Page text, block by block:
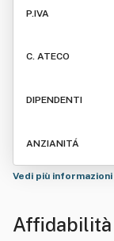
P.IVA
C. ATECO
DIPENDENTI
ANZIANITÁ
Vedi più informazioni